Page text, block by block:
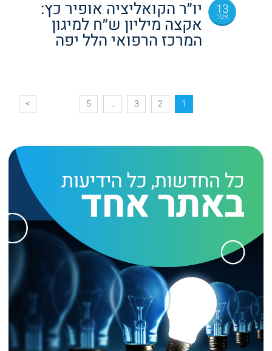
13
אפר יו״ר הקואליציה אופיר כץ:
אקצה מיליון ש״ח למיגון
המרכז הרפואי הלל יפה
1
2
3
…
5
>